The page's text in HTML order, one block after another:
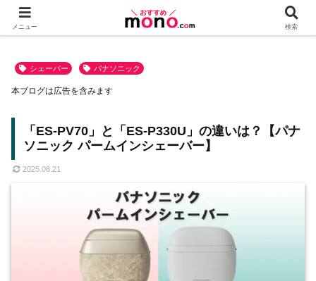
シェーバー パナソニック
「ES-PV70」と「ES-P330U」の違いは？【パナ
ソニック パームインシェーバー】
2025.08.21
本ブログは広告を含みます
メニュー 検索